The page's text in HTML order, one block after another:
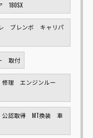
180SX
ブレンボ キャリパ
取付
理 エンジンルー
認取得 MT換装 車